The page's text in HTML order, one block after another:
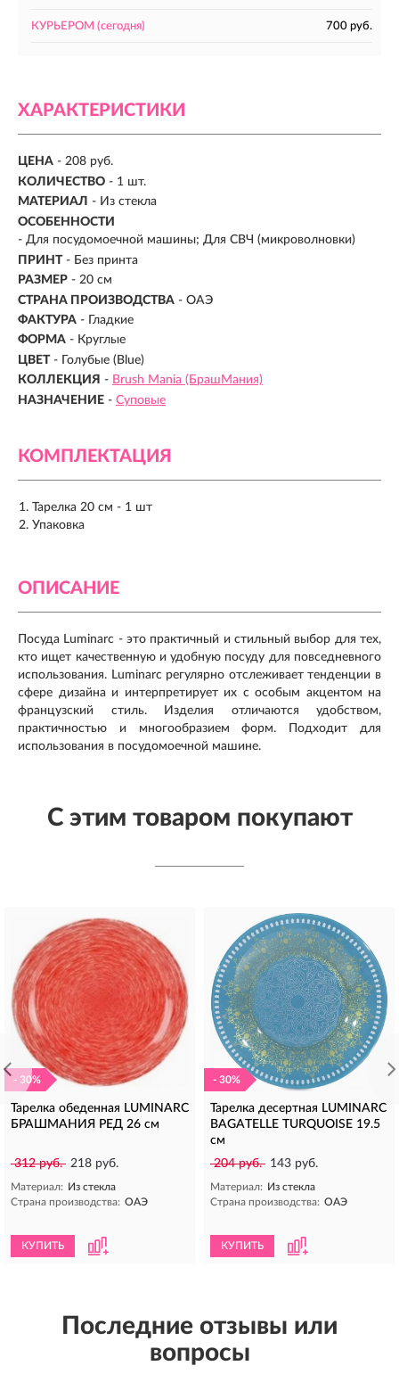
КУРЬЕРОМ (сегодня) 700 руб.
ХАРАКТЕРИСТИКИ
ЦЕНА - 208 руб.
КОЛИЧЕСТВО - 1 шт.
МАТЕРИАЛ - Из стекла
ОСОБЕННОСТИ
- Для посудомоечной машины; Для СВЧ (микроволновки)
ПРИНТ - Без принта
РАЗМЕР - 20 см
СТРАНА ПРОИЗВОДСТВА - ОАЭ
ФАКТУРА - Гладкие
ФОРМА - Круглые
ЦВЕТ - Голубые (Blue)
КОЛЛЕКЦИЯ - Brush Mania (БрашМания)
НАЗНАЧЕНИЕ - Суповые
КОМПЛЕКТАЦИЯ
Тарелка 20 см - 1 шт
Упаковка
ОПИСАНИЕ
Посуда Luminarc - это практичный и стильный выбор для тех,
кто ищет качественную и удобную посуду для повседневного
использования. Luminarc регулярно отслеживает тенденции в
сфере дизайна и интерпретирует их с особым акцентом на
французский стиль. Изделия отличаются удобством,
практичностью и многообразием форм. Подходит для
использования в посудомоечной машине.
С этим товаром покупают
- 30%
Тарелка обеденная LUMINARC
БРАШМАНИЯ РЕД 26 см
312 руб. 218 руб.
Материал: Из стекла
Страна производства: ОАЭ
КУПИТЬ
- 30%
Тарелка десертная LUMINARC
BAGATELLE TURQUOISE 19.5
см
204 руб. 143 руб.
Материал: Из стекла
Страна производства: ОАЭ
КУПИТЬ
Последние отзывы или
вопросы